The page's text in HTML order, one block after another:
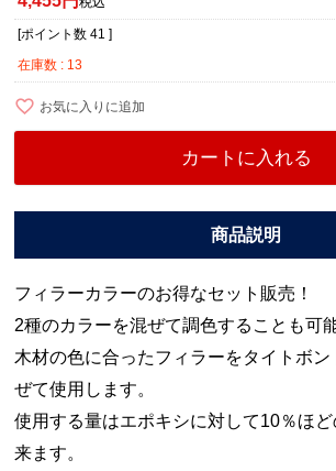
[ポイント数 41 ]
在庫数
13
お気に入りに追加
カートに入れる
フィラーカラーのお得なセット販売！
2種のカラーを混ぜて調色することも可
木材の色に合ったフィラーをタイトボ
ぜて使用します。
使用する量はエポキシに対して10％ほ
来ます。